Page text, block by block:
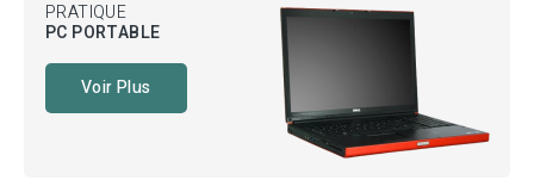
PRATIQUE
PC PORTABLE
Voir Plus